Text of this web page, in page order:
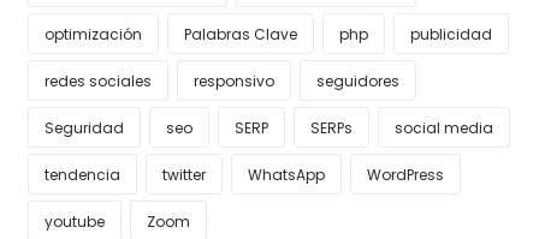
optimización Palabras Clave php publicidad
redes sociales responsivo seguidores
Seguridad seo SERP SERPs social media
tendencia twitter WhatsApp WordPress
youtube Zoom